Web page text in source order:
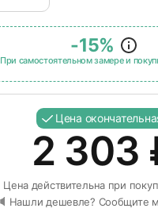
-15%
При самостоятельном замере и
Цена
2 303
Цена действительна при
Нашли дешевле? Сообщите